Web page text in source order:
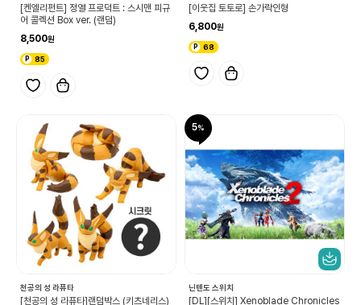
[켄엘리펀트] 정열 프로덕트 : 스시맨 피규
어 콜렉션 Box ver. (랜덤)
8,500
85
[이웃집 토토로] 손가락인형
6,800
68
천공의 성 라퓨타
[천공의 성 라퓨타]랜덤박스 (키츠네리스)
5
닌텐도 스위치
[DL][스위치] Xenoblade Chronicles